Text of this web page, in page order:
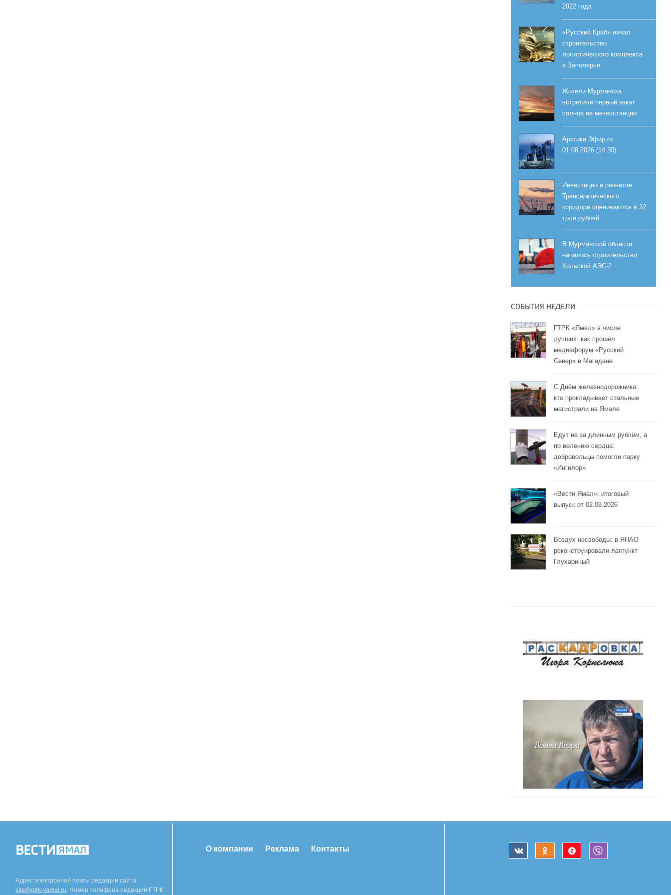
2022 года
«Русский Краб» начал
строительство
логистического комплекса
в Заполярье
Жители Мурманска
встретили первый закат
солнца на метеостанции
Арктика Эфир от
01.08.2026 (14:30)
Инвестиции в развитие
Трансарктического
коридора оцениваются в 32
трлн рублей
В Мурманской области
началось строительство
Кольской АЭС-2
СОБЫТИЯ НЕДЕЛИ
ГТРК «Ямал» в числе
лучших: как прошёл
медиафорум «Русский
Север» в Магадане
С Днём железнодорожника:
кто прокладывает стальные
магистрали на Ямале
Едут не за длинным рублём, а
по велению сердца:
добровольцы помогли парку
«Ингилор»
«Вести Ямал»: итоговый
выпуск от 02.08.2026
Воздух несвободы: в ЯНАО
реконструировали лагпункт
Глухариный
Адрес электронной почты редакции сайта:
site@gtrk-yamal.ru. Номер телефона редакции ГТРК
О компании Реклама Контакты